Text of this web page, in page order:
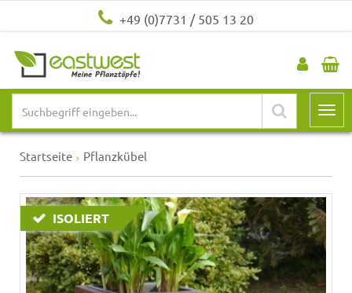
+49 (0)7731 / 505 13 20
Startseite Pflanzkübel
ISOLIERT